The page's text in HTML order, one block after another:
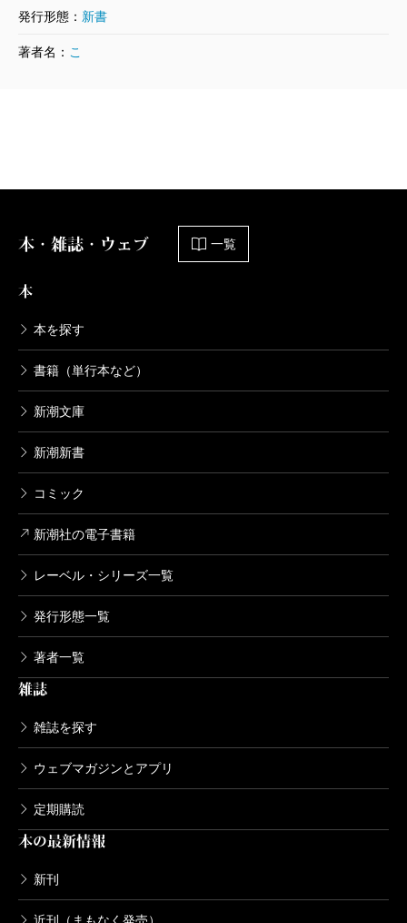
発行形態： 新書
著者名： こ
本・雑誌・ウェブ 一覧
本
本を探す
書籍（単行本など）
新潮文庫
新潮新書
コミック
新潮社の電子書籍
レーベル・シリーズ一覧
発行形態一覧
著者一覧
雑誌
雑誌を探す
ウェブマガジンとアプリ
定期購読
本の最新情報
新刊